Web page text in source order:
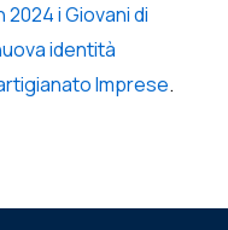
2024 i Giovani di
identità
Imprese.